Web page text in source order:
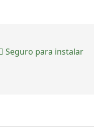
Seguro para instalar